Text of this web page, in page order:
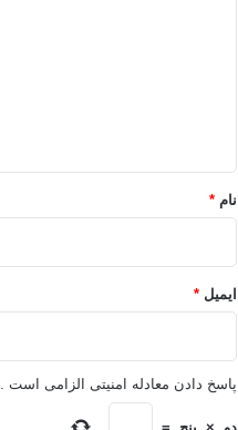
نام *
ایمیل *
پاسخ دادن معادله امنیتی الزامی است .